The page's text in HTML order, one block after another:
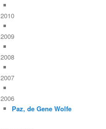
2010
2009
2008
2007
2006
Paz, de Gene Wolfe